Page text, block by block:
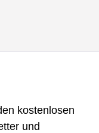
kostenlosen
und